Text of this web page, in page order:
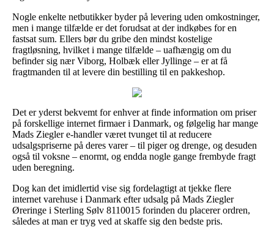
Nogle enkelte netbutikker byder på levering uden omkostninger,
men i mange tilfælde er det forudsat at der indkøbes for en
fastsat sum. Ellers bør du gribe den mindst kostelige
fragtløsning, hvilket i mange tilfælde – uafhængig om du
befinder sig nær Viborg, Holbæk eller Jyllinge – er at få
fragtmanden til at levere din bestilling til en pakkeshop.
Det er yderst bekvemt for enhver at finde information om priser
på forskellige internet firmaer i Danmark, og følgelig har mange
Mads Ziegler e-handler været tvunget til at reducere
udsalgspriserne på deres varer – til piger og drenge, og desuden
også til voksne – enormt, og endda nogle gange frembyde fragt
uden beregning.
Dog kan det imidlertid vise sig fordelagtigt at tjekke flere
internet varehuse i Danmark efter udsalg på Mads Ziegler
Øreringe i Sterling Sølv 8110015 forinden du placerer ordren,
således at man er tryg ved at skaffe sig den bedste pris.